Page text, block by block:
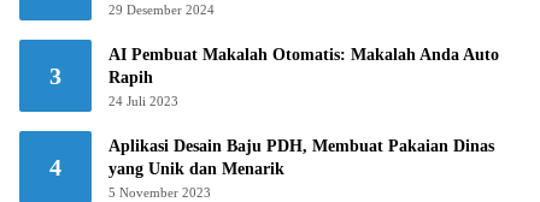
29 Desember 2024
3
AI Pembuat Makalah Otomatis: Makalah Anda Auto
Rapih
24 Juli 2023
4
Aplikasi Desain Baju PDH, Membuat Pakaian Dinas
yang Unik dan Menarik
5 November 2023